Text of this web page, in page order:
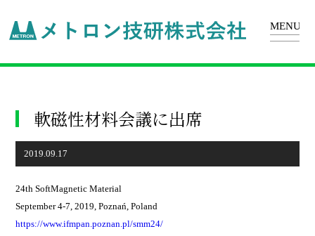
軟磁性材料会議に出席
2019.09.17
24th SoftMagnetic Material
September 4-7, 2019, Poznań, Poland
https://www.ifmpan.poznan.pl/smm24/